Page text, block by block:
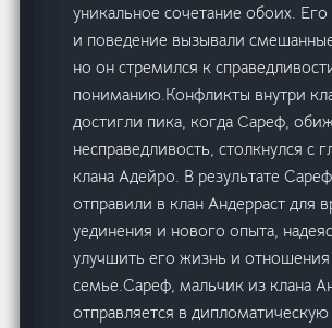
уникальное сочетание обоих.
и поведение вызывали
но он стремился к
пониманию.Конфликты внутри
достигли пика, когда Сареф,
несправедливость, столкнулся с
клана Адейро. В результате
отправили в клан Андерраст для
уединения и нового опыта,
улучшить его жизнь и отношения
семье.Сареф, мальчик из клана
отправляется в